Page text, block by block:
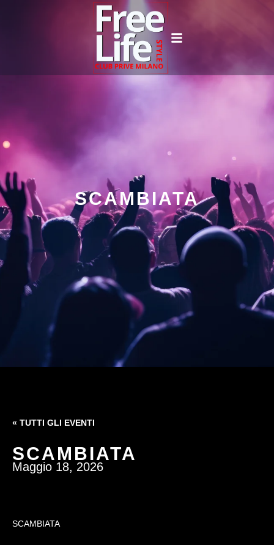
SCAMBIATA
« TUTTI GLI EVENTI
SCAMBIATA
Maggio 18, 2026
SCAMBIATA